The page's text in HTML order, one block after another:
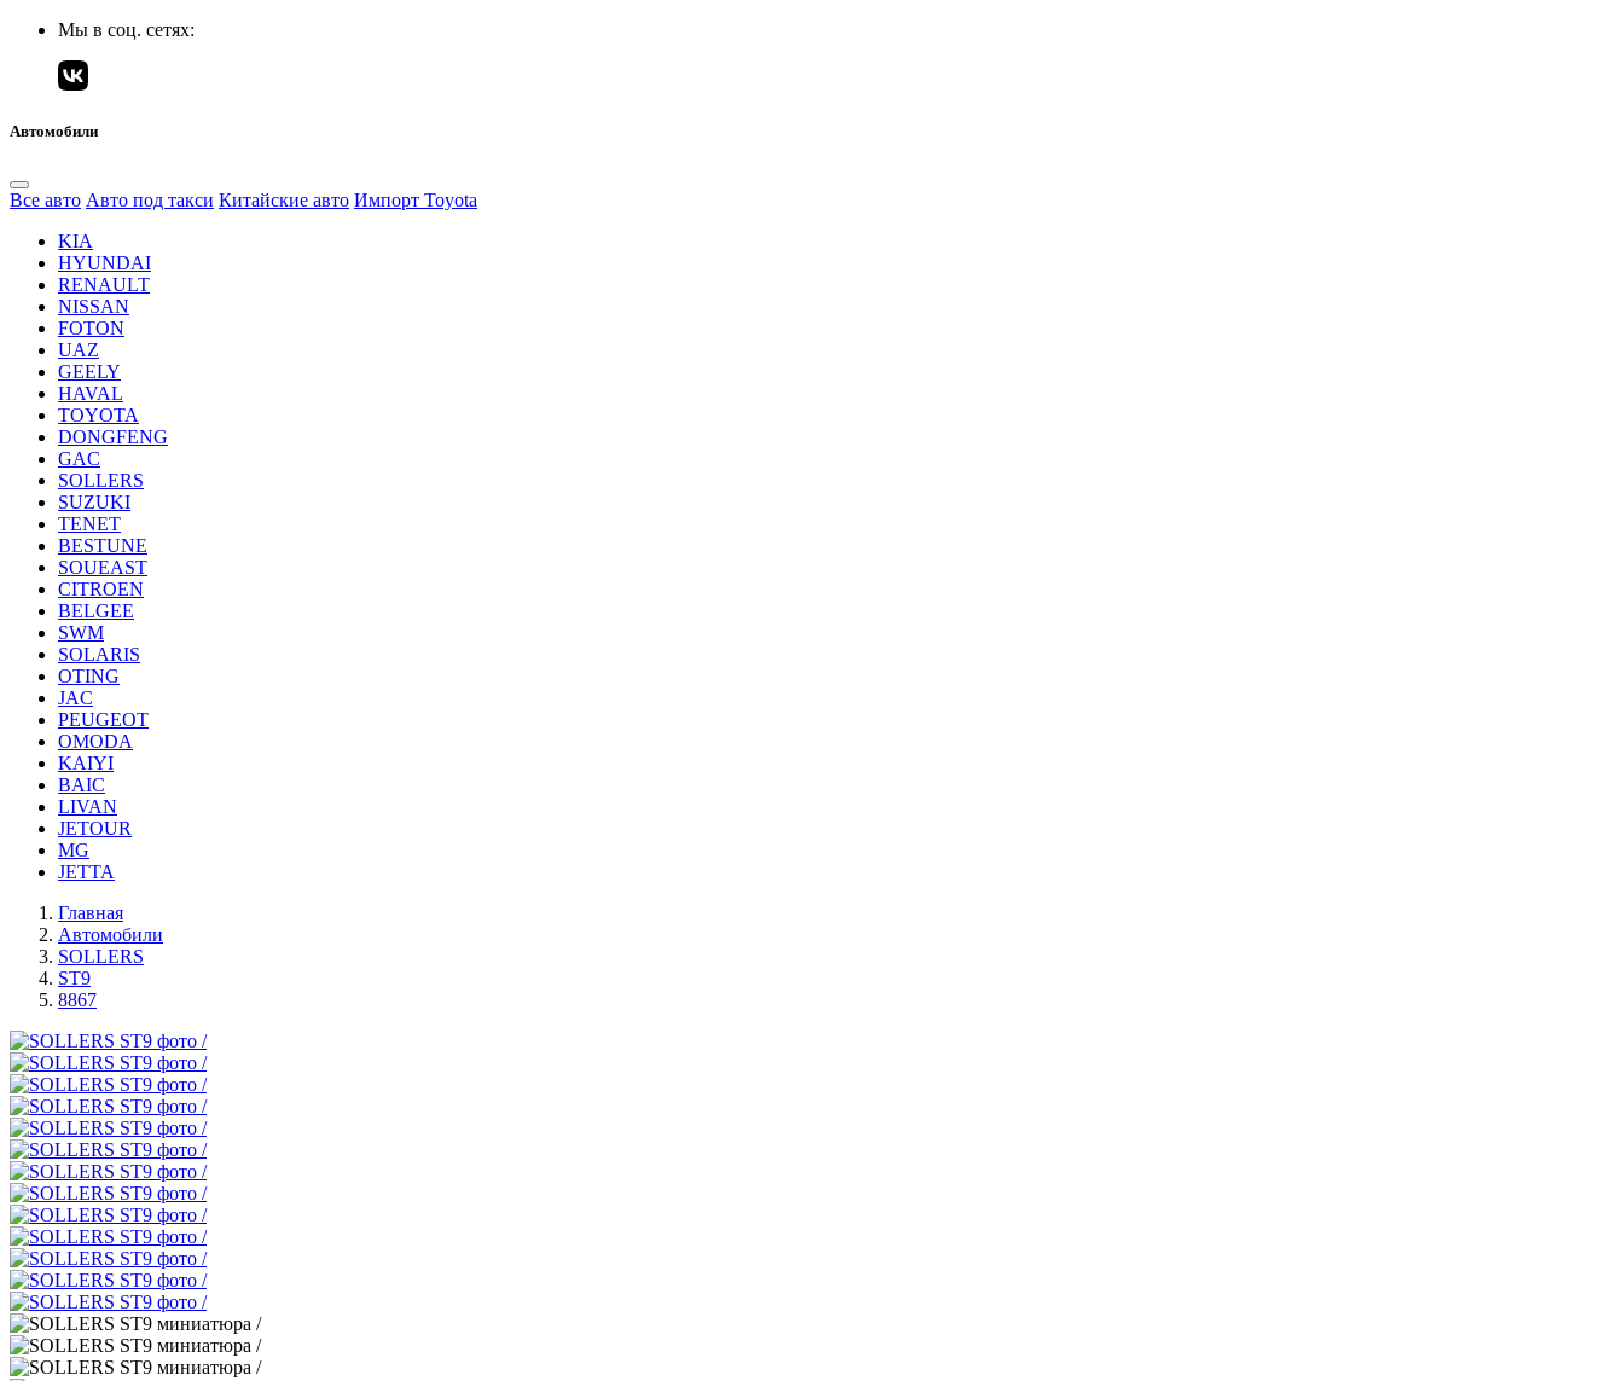
Мы в соц. сетях:
Автомобили
Все авто Авто под такси Китайские авто Импорт Toyota
KIA
HYUNDAI
RENAULT
NISSAN
FOTON
UAZ
GEELY
HAVAL
TOYOTA
DONGFENG
GAC
SOLLERS
SUZUKI
TENET
BESTUNE
SOUEAST
CITROEN
BELGEE
SWM
SOLARIS
OTING
JAC
PEUGEOT
OMODA
KAIYI
BAIC
LIVAN
JETOUR
MG
JETTA
Главная
Автомобили
SOLLERS
ST9
8867